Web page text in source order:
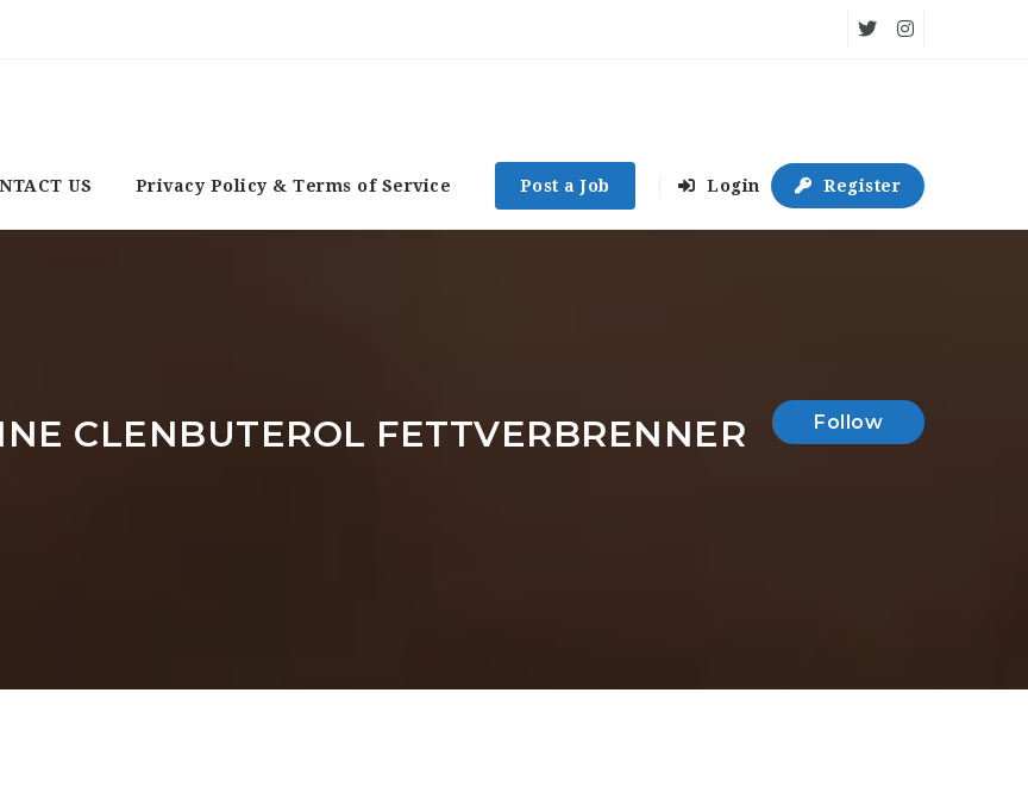
US Privacy Policy & Terms of Service Post a Job Login Register
CLENBUTEROL FETTVERBRENNER Follow